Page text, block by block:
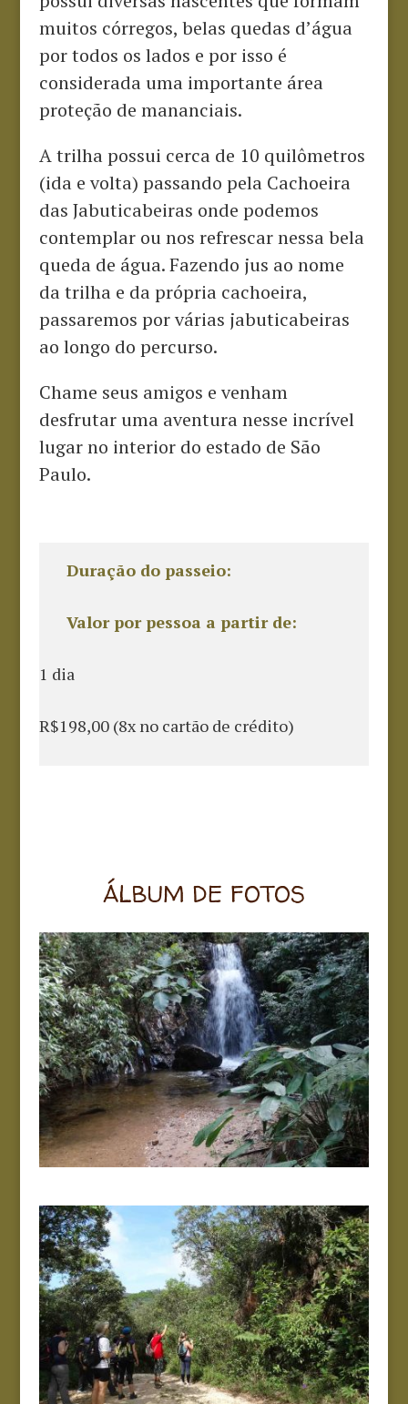
muitos córregos, belas quedas d’água
por todos os lados e por isso é
considerada uma importante área
proteção de mananciais.
A trilha possui cerca de 10 quilômetros
(ida e volta) passando pela Cachoeira
das Jabuticabeiras onde podemos
contemplar ou nos refrescar nessa bela
queda de água. Fazendo jus ao nome
da trilha e da própria cachoeira,
passaremos por várias jabuticabeiras
ao longo do percurso.
Chame seus amigos e venham
desfrutar uma aventura nesse incrível
lugar no interior do estado de São
Paulo.
Duração do passeio:
Valor por pessoa a partir de:
1 dia
R$198,00 (8x no cartão de crédito)
ÁLBUM DE FOTOS